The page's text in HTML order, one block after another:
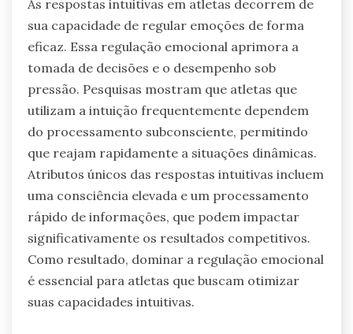
As respostas intuitivas em atletas decorrem de
sua capacidade de regular emoções de forma
eficaz. Essa regulação emocional aprimora a
tomada de decisões e o desempenho sob
pressão. Pesquisas mostram que atletas que
utilizam a intuição frequentemente dependem
do processamento subconsciente, permitindo
que reajam rapidamente a situações dinâmicas.
Atributos únicos das respostas intuitivas incluem
uma consciência elevada e um processamento
rápido de informações, que podem impactar
significativamente os resultados competitivos.
Como resultado, dominar a regulação emocional
é essencial para atletas que buscam otimizar
suas capacidades intuitivas.